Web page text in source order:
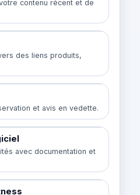
contenu récent et de
des liens produits,
et avis en vedette.
avec documentation et